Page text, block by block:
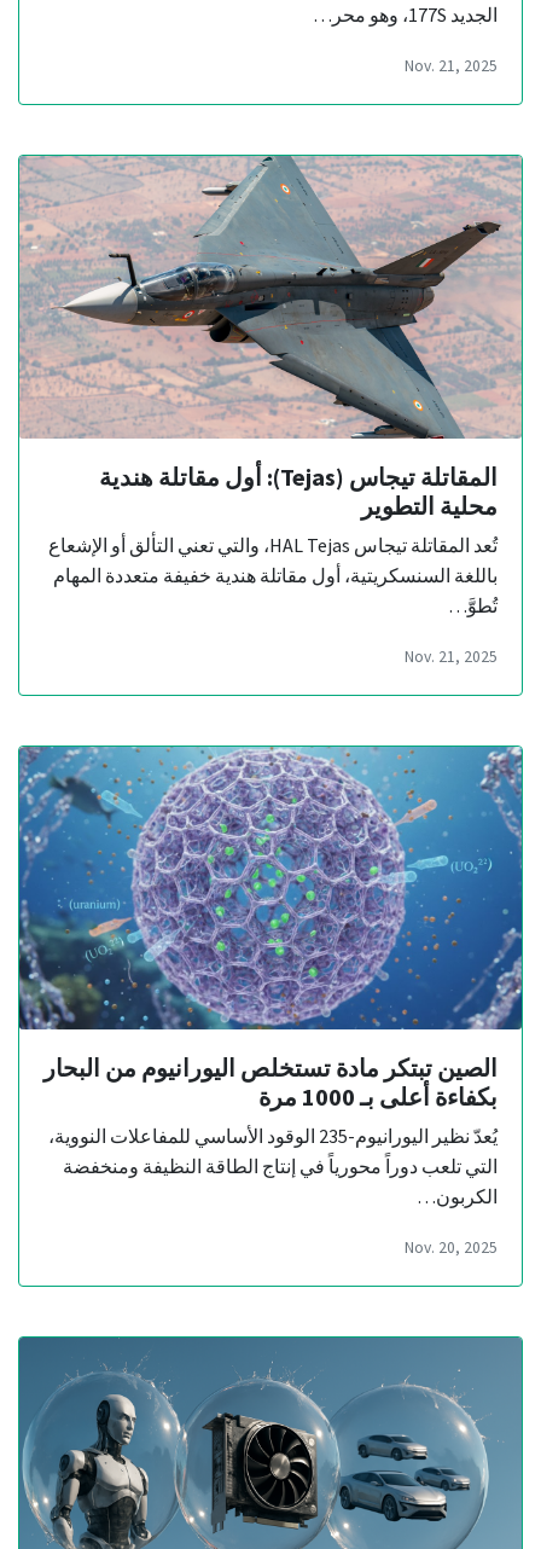
الجديد 177S، وهو محر…
Nov. 21, 2025
المقاتلة تيجاس (Tejas): أول مقاتلة هندية
محلية التطوير
تُعد المقاتلة تيجاس HAL Tejas، والتي تعني التألق أو الإشعاع
باللغة السنسكريتية، أول مقاتلة هندية خفيفة متعددة المهام
تُطوَّ…
Nov. 21, 2025
الصين تبتكر مادة تستخلص اليورانيوم من البحار
بكفاءة أعلى بـ 1000 مرة
يُعدّ نظير اليورانيوم-235 الوقود الأساسي للمفاعلات النووية،
التي تلعب دوراً محورياً في إنتاج الطاقة النظيفة ومنخفضة
الكربون…
Nov. 20, 2025